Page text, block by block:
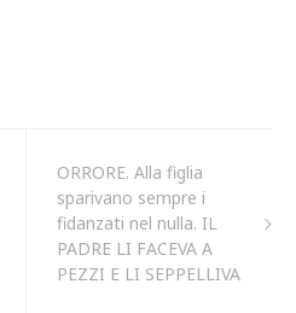
ORRORE. Alla figlia
sparivano sempre i
fidanzati nel nulla. IL
PADRE LI FACEVA A
PEZZI E LI SEPPELLIVA